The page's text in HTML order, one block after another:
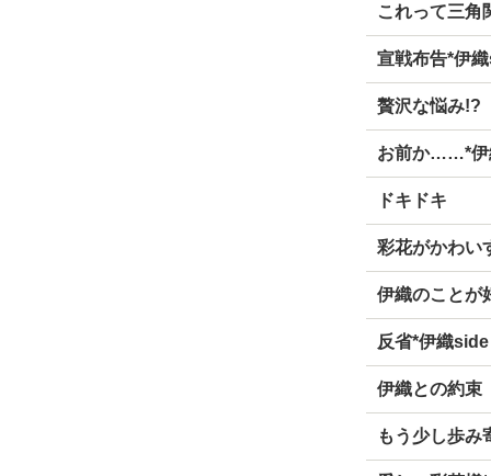
これって三角
宣戦布告*伊
贅沢な悩み!?
お前か……*伊
ドキドキ
彩花がかわい
伊織のことが
反省*伊織side
伊織との約束
もう少し歩